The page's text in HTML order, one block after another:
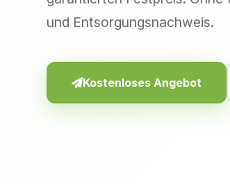
und Entsorgungsnachweis.
Kostenloses Angebot